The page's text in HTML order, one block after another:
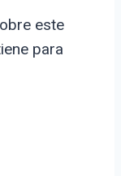
este
para